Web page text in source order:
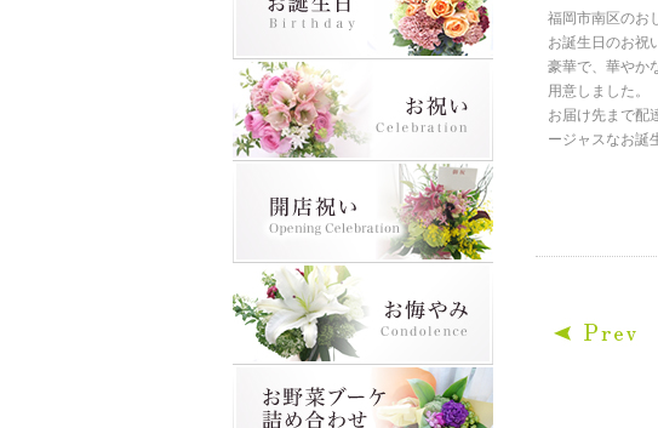
福岡市南区のお
お誕生日のお祝
豪華で、華やか
用意しました。
お届け先まで配
ージャスなお誕